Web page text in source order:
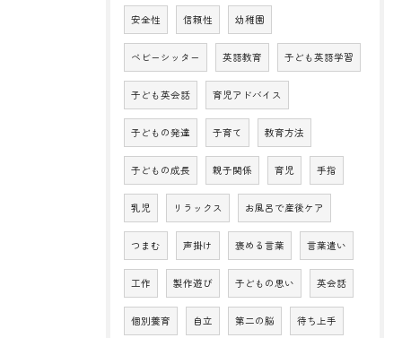
安全性 信頼性 幼稚園
ベビーシッター 英語教育 子ども英語学習
子ども英会話 育児アドバイス
子どもの発達 子育て 教育方法
子どもの成長 親子関係 育児 手指
乳児 リラックス お風呂で産後ケア
つまむ 声掛け 褒める言葉 言葉遣い
工作 製作遊び 子どもの思い 英会話
個別養育 自立 第二の脳 待ち上手